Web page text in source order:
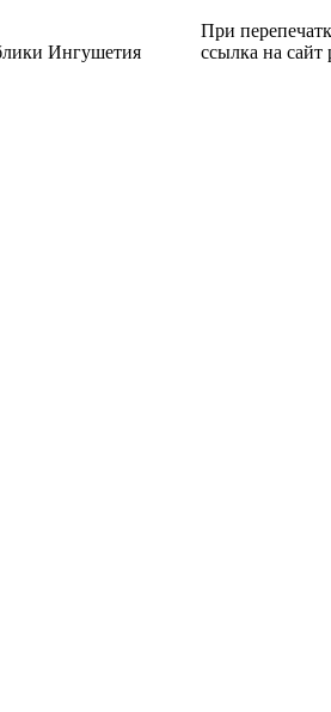
Ингушетия
При
ссылка на сайт